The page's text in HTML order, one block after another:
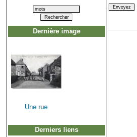
Dernière image
Une rue
Derniers liens